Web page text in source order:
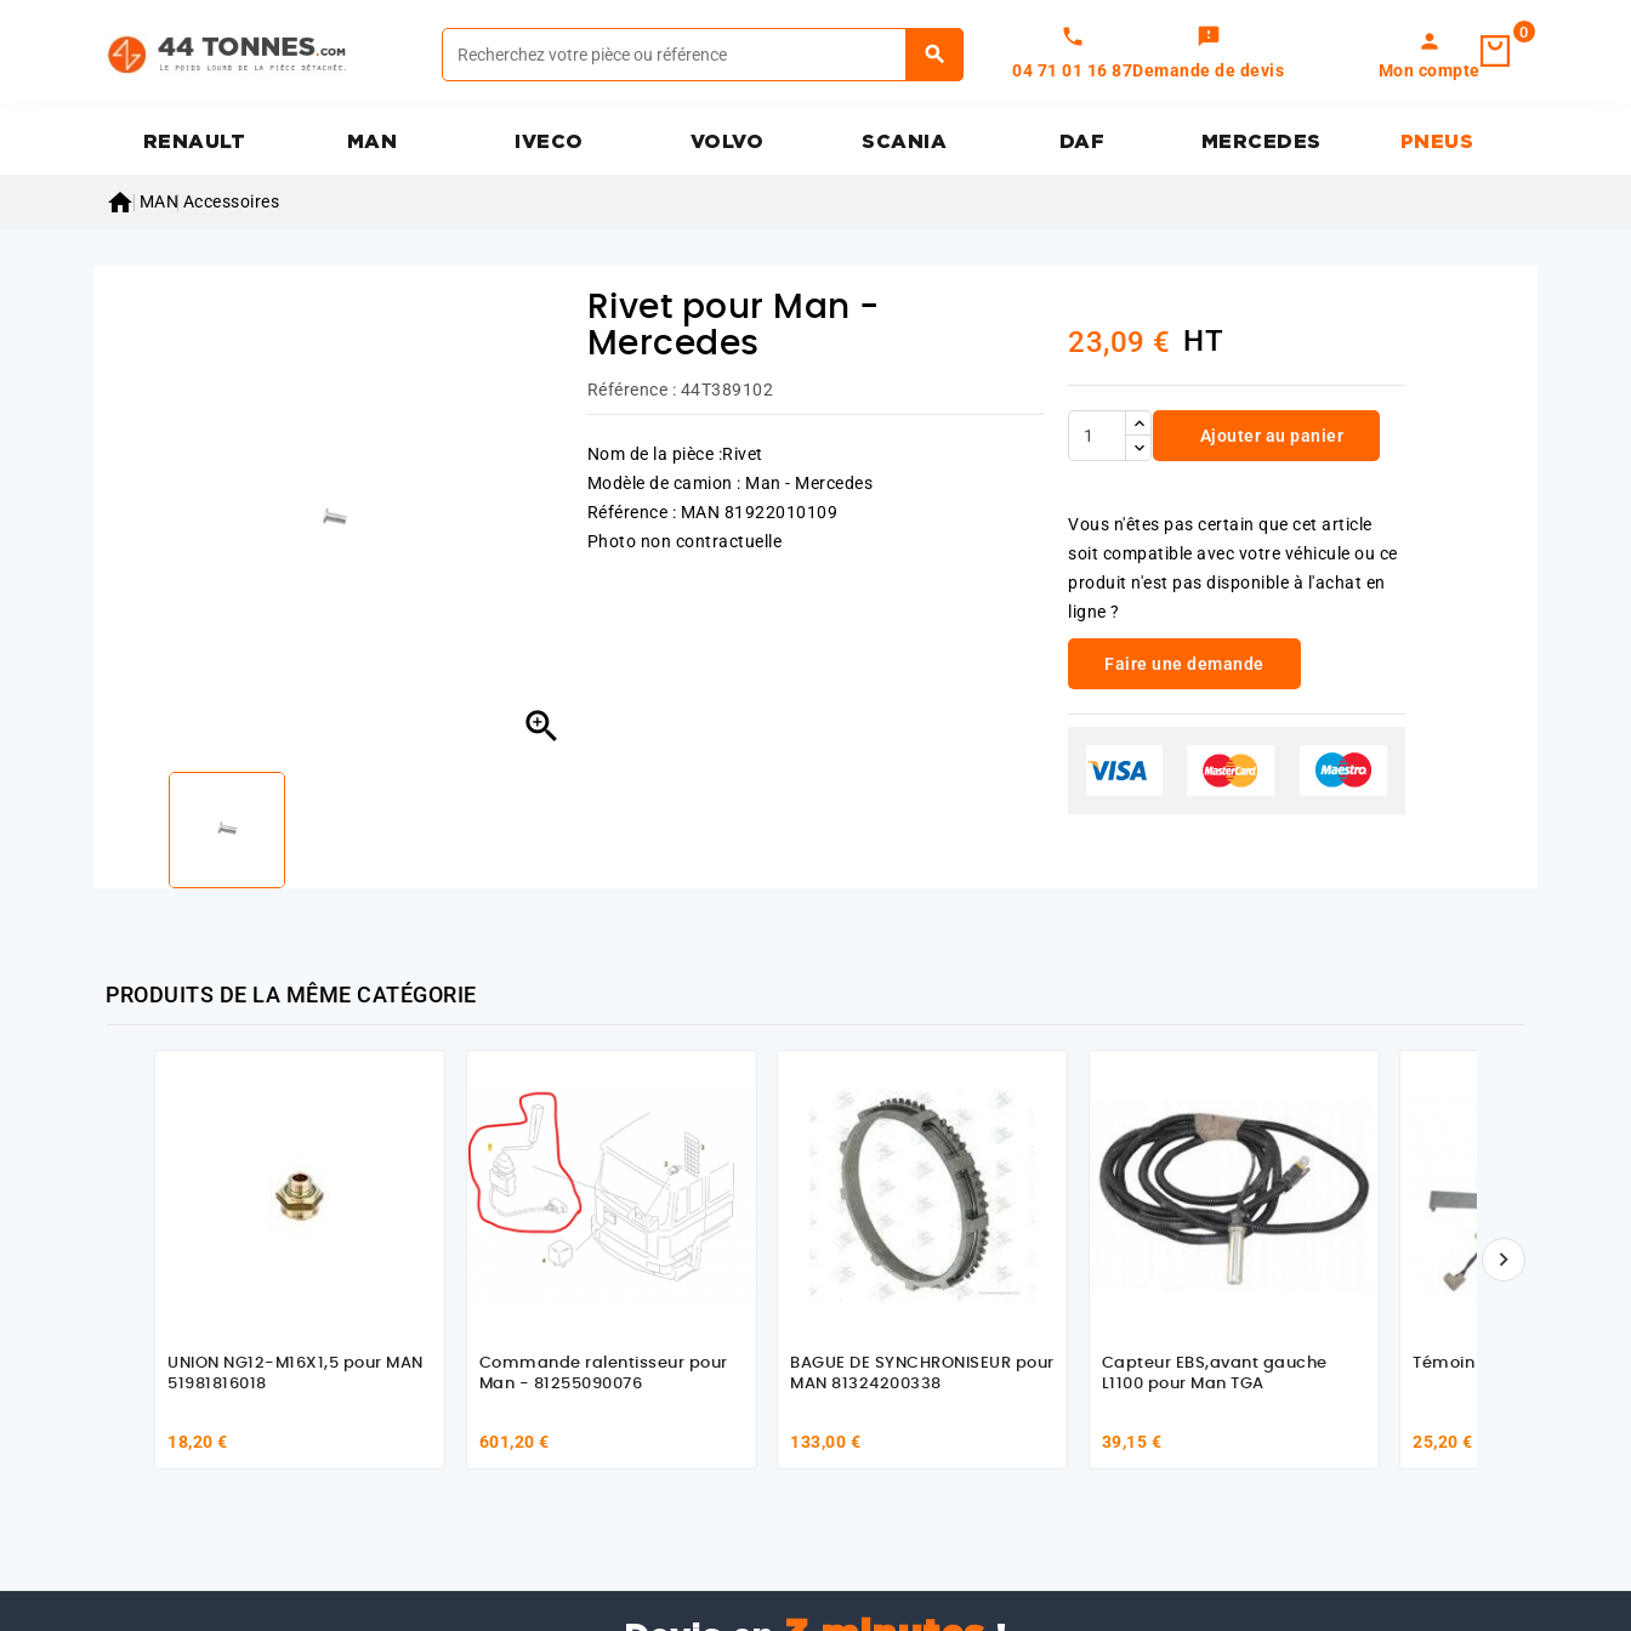
call
04 71 01 16 87
feedback
Demande de devis
person
Mon compte
0
RENAULT MAN IVECO VOLVO SCANIA DAF MERCEDES PNEUS
 MAN Accessoires

Rivet pour Man -
Mercedes
Référence : 44T389102
Nom de la pièce :Rivet
Modèle de camion : Man - Mercedes
Référence : MAN 81922010109
Photo non contractuelle
23,09 € HT
Ajouter au panier
Vous n'êtes pas certain que cet article
soit compatible avec votre véhicule ou ce
produit n'est pas disponible à l'achat en
ligne ?
Faire une demande
PRODUITS DE LA MÊME CATÉGORIE
UNION NG12-M16X1,5 pour MAN
51981816018
18,20 €
Commande ralentisseur pour
Man - 81255090076
601,20 €
BAGUE DE SYNCHRONISEUR pour
MAN 81324200338
133,00 €
Capteur EBS,avant gauche
L1100 pour Man TGA
39,15 €
Témoin d'usure
25,20 €
